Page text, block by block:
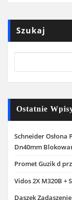
Szukaj
Ostatnie
Schneider Osłona
Dn40mm
Promet Guzik d
Vidos 2X M320B +
Daszek